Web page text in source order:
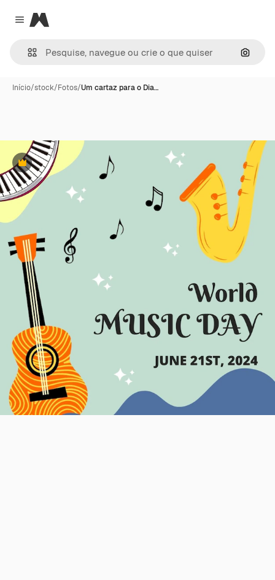
Close menu
Magnific
Início/stock/Fotos/Um cartaz para o Dia…
Premium